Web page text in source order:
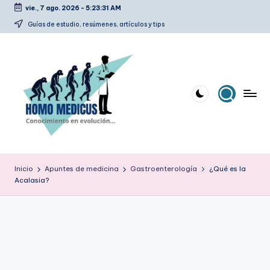
Saltar
vie., 7 ago. 2026 - 5:23:32 AM
Guías de estudio, resúmenes, artículos y tips
o
m
estudio,
Inicio Apuntes de medicina Gastroenterología
¿Qué es la
Acalasia?